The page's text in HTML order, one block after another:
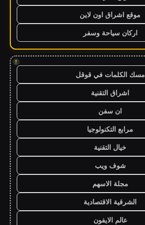
موقع اشراق اون لاين
اركان سياحة وسفر
!
مسك الكلمات في قوقل
اشراق التقنية
ان سفن
مرابع التكنولوجيا
خيال التقنية
شوف ويب
مجلة الاسهم
الشرقية الاقتصادية
عالم الايفون